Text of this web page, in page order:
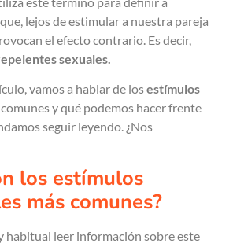
lejos de estimular a nuestra pareja
el efecto contrario. Es decir,
sexuales.
vamos a hablar de losestímulos
y qué podemos hacer frente
seguir leyendo. ¿Nos
los estímulos
más comunes?
habitual leer información sobre este